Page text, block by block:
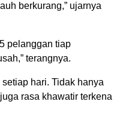
berkurang,” ujarnya
pelanggan tiap
terangnya.
hari. Tidak hanya
rasa khawatir terkena